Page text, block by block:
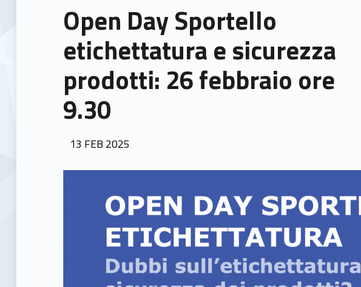
Open Day Sportello
etichettatura e sicurezza
prodotti: 26 febbraio ore
9.30
POSTED ON:
13 FEB 2025